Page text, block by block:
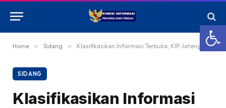
Home » Sidang » Klasifikasikan Informasi Terbuka, KIP Jateng Melakukan Penyelesaian Sengketa Lewat Mediasi
SIDANG
Klasifikasikan Informasi